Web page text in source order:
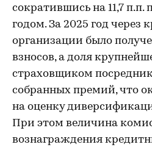
сократившись на 11,7 п.п.
годом. За 2025 год через
организации было
взносов, а доля
страховщиком
собранных премий, что
на оценку
При этом величина
вознаграждения